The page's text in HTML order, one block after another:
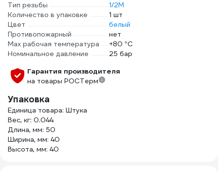
Тип резьбы
1/2M
Количество в упаковке
1 шт
Цвет
белый
Противопожарный
нет
Max рабочая температура
+80 °С
Номинальное давление
25 бар
Гарантия производителя
на товары РОСТерм
Упаковка
Единица товара: Штука
Вес, кг: 0.044
Длина, мм: 50
Ширина, мм: 40
Высота, мм: 40